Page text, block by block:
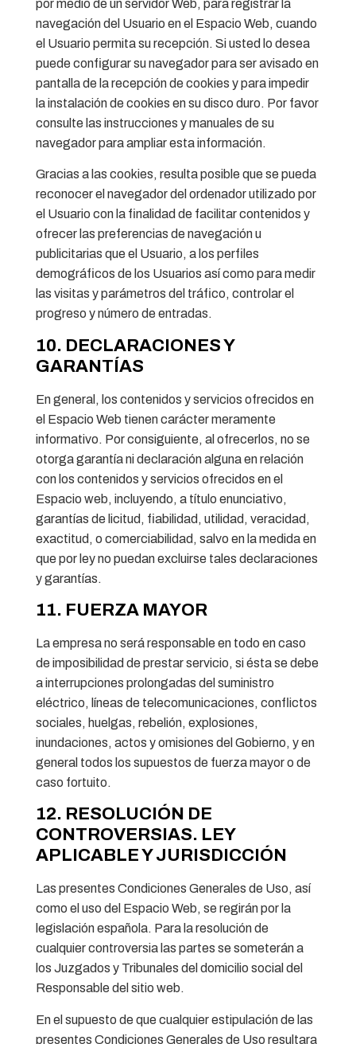
por medio de un servidor Web, para registrar la
navegación del Usuario en el Espacio Web, cuando
el Usuario permita su recepción. Si usted lo desea
puede configurar su navegador para ser avisado en
pantalla de la recepción de cookies y para impedir
la instalación de cookies en su disco duro. Por favor
consulte las instrucciones y manuales de su
navegador para ampliar esta información.
Gracias a las cookies, resulta posible que se pueda
reconocer el navegador del ordenador utilizado por
el Usuario con la finalidad de facilitar contenidos y
ofrecer las preferencias de navegación u
publicitarias que el Usuario, a los perfiles
demográficos de los Usuarios así como para medir
las visitas y parámetros del tráfico, controlar el
progreso y número de entradas.
10. DECLARACIONES Y
GARANTÍAS
En general, los contenidos y servicios ofrecidos en
el Espacio Web tienen carácter meramente
informativo. Por consiguiente, al ofrecerlos, no se
otorga garantía ni declaración alguna en relación
con los contenidos y servicios ofrecidos en el
Espacio web, incluyendo, a título enunciativo,
garantías de licitud, fiabilidad, utilidad, veracidad,
exactitud, o comerciabilidad, salvo en la medida en
que por ley no puedan excluirse tales declaraciones
y garantías.
11. FUERZA MAYOR
La empresa no será responsable en todo en caso
de imposibilidad de prestar servicio, si ésta se debe
a interrupciones prolongadas del suministro
eléctrico, líneas de telecomunicaciones, conflictos
sociales, huelgas, rebelión, explosiones,
inundaciones, actos y omisiones del Gobierno, y en
general todos los supuestos de fuerza mayor o de
caso fortuito.
12. RESOLUCIÓN DE
CONTROVERSIAS. LEY
APLICABLE Y JURISDICCIÓN
Las presentes Condiciones Generales de Uso, así
como el uso del Espacio Web, se regirán por la
legislación española. Para la resolución de
cualquier controversia las partes se someterán a
los Juzgados y Tribunales del domicilio social del
Responsable del sitio web.
En el supuesto de que cualquier estipulación de las
presentes Condiciones Generales de Uso resultara